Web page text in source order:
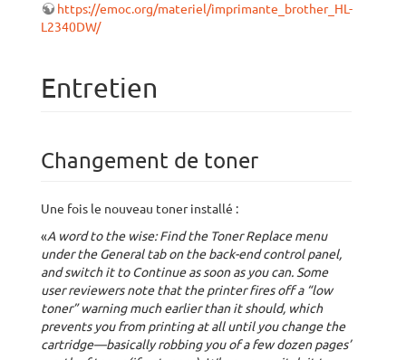
https://emoc.org/materiel/imprimante_brother_HL-
L2340DW/
Entretien
Changement de toner
Une fois le nouveau toner installé :
«A word to the wise: Find the Toner Replace menu
under the General tab on the back-end control panel,
and switch it to Continue as soon as you can. Some
user reviewers note that the printer fires off a “low
toner” warning much earlier than it should, which
prevents you from printing at all until you change the
cartridge—basically robbing you of a few dozen pages’